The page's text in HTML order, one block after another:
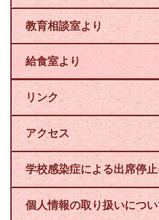
教育相談室より
給食室より
リンク
アクセス
学校感染症による出席停
個人情報の取り扱いについ